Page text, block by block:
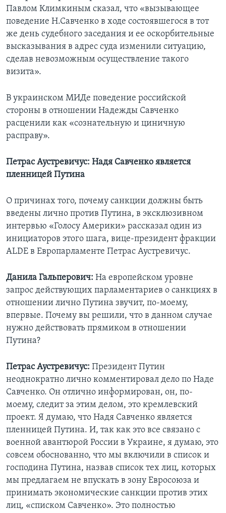
Павлом Климкиным сказал, что «вызывающее
поведение Н.Савченко в ходе состоявшегося в тот
же день судебного заседания и ее оскорбительные
высказывания в адрес суда изменили ситуацию,
сделав невозможным осуществление такого
визита».
В украинском МИДе поведение российской
стороны в отношении Надежды Савченко
расценили как «сознательную и циничную
расправу».
Петрас Аустревичус: Надя Савченко является
пленницей Путина
О причинах того, почему санкции должны быть
введены лично против Путина, в эксклюзивном
интервью «Голосу Америки» рассказал один из
инициаторов этого шага, вице-президент фракции
ALDE в Европарламенте Петрас Аустревичус.
Данила Гальперович: На европейском уровне
запрос действующих парламентариев о санкциях в
отношении лично Путина звучит, по-моему,
впервые. Почему вы решили, что в данном случае
нужно действовать прямиком в отношении
Путина?
Петрас Аустревичус: Президент Путин
неоднократно лично комментировал дело по Наде
Савченко. Он отлично информирован, он, по-
моему, следит за этим делом, это кремлевский
проект. Я думаю, что Надя Савченко является
пленницей Путина. И, так как это все связано с
военной авантюрой России в Украине, я думаю, это
совсем обоснованно, что мы включили в список и
господина Путина, назвав список тех лиц, которых
мы предлагаем не впускать в зону Евросоюза и
принимать экономические санкции против этих
лиц, «списком Савченко». Это полностью